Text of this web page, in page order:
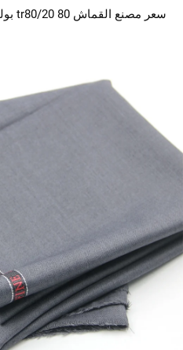
سعر مصنع القماش tr80/20 80 بوليستر و20 رايون مناسب للرجال